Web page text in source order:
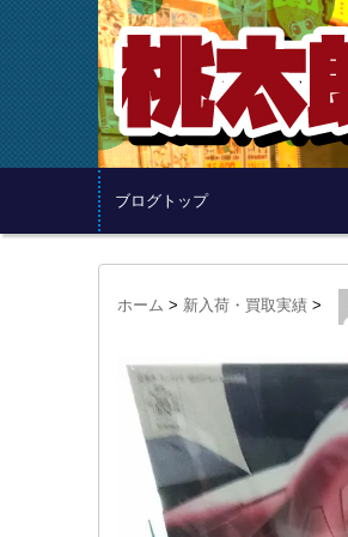
ブログトップ
ホーム > 新入荷・買取実績 >